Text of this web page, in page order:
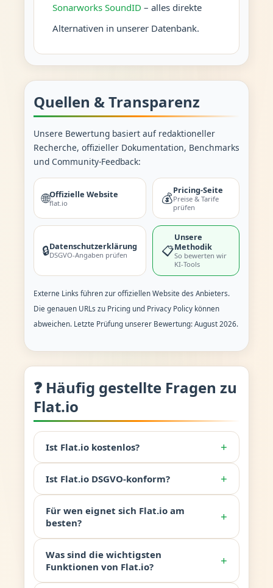
Sonarworks SoundID – alles direkte
Alternativen in unserer Datenbank.
Quellen & Transparenz
Unsere Bewertung basiert auf redaktioneller
Recherche, offizieller Dokumentation, Benchmarks
und Community-Feedback:
🌐Offizielle Website
flat.io 💰
Pricing-Seite
Preise & Tarife
prüfen
🔒Datenschutzerklärung
DSGVO-Angaben prüfen 📋
Unsere
Methodik
So bewerten wir
KI-Tools
Externe Links führen zur offiziellen Website des Anbieters.
Die genauen URLs zu Pricing und Privacy Policy können
abweichen. Letzte Prüfung unserer Bewertung: August 2026.
❓ Häufig gestellte Fragen zu
Flat.io
Ist Flat.io kostenlos? +
Ist Flat.io DSGVO-konform? +
Für wen eignet sich Flat.io am
besten?
+
Was sind die wichtigsten
Funktionen von Flat.io?
+